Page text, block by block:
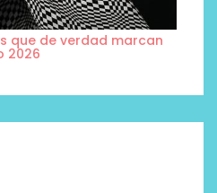
que de verdad marcan
2026